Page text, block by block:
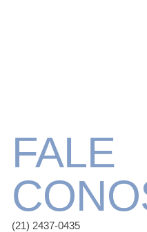
FALE
(21) 2437-0435